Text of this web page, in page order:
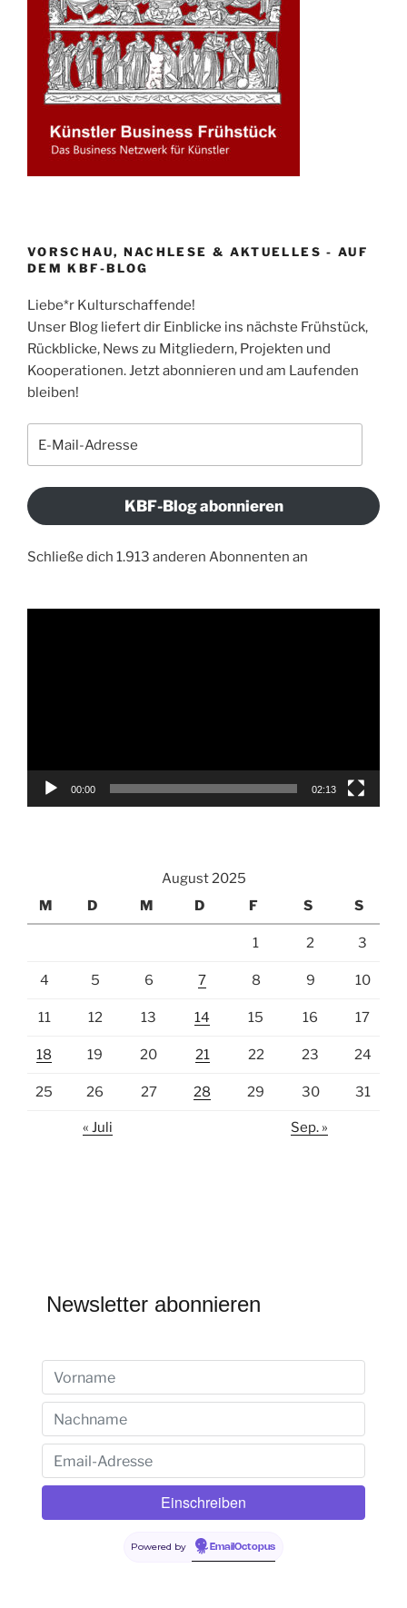
VORSCHAU, NACHLESE & AKTUELLES - AUF
DEM KBF-BLOG
Liebe*r Kulturschaffende!
Unser Blog liefert dir Einblicke ins nächste Frühstück,
Rückblicke, News zu Mitgliedern, Projekten und
Kooperationen. Jetzt abonnieren und am Laufenden
bleiben!
Mail-
KBF-Blog abonnieren
Schließe dich 1.913 anderen Abonnenten an
00:00 02:13
August 2025
M
D M D F S S
1 2 3
4 5 6 7 8 9 10
11 12 13 14 15 16 17
18 19 20 21 22 23 24
25 26 27 28 29 30 31
« Juli Sep. »
Newsletter abonnieren
Powered by EmailOctopus